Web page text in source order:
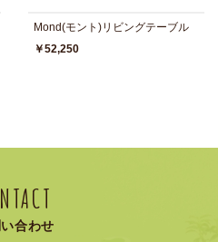
Mond(モント)リビングテーブル
￥52,250
合わせ